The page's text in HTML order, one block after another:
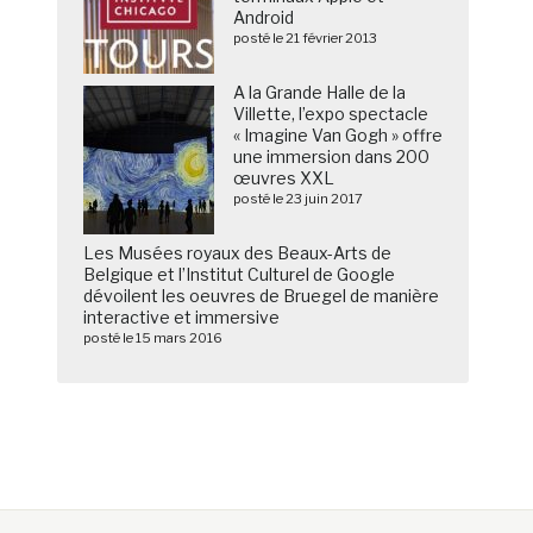
Android
posté le 21 février 2013
A la Grande Halle de la
Villette, l’expo spectacle
« Imagine Van Gogh » offre
une immersion dans 200
œuvres XXL
posté le 23 juin 2017
Les Musées royaux des Beaux-Arts de
Belgique et l’Institut Culturel de Google
dévoilent les oeuvres de Bruegel de manière
interactive et immersive
posté le 15 mars 2016